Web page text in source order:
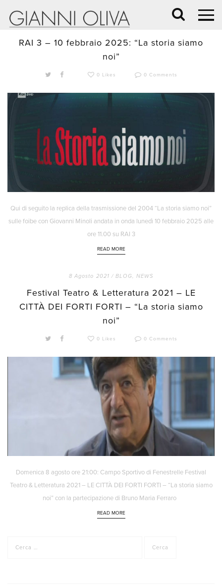
10 Febbraio 2025 /BLOG,In evidenza
RAI 3 – 10 febbraio 2025: “La storia siamo
noi”
0 Likes 0 Comments
Qui di seguito la replica della trasmissione del 2004 “La storia siamo noi”
sulle foibe con Giovanni Minoli andata in onda lunedì 10 febbraio 2025 alle
ore 11.00 su RAI 3
READ MORE
8 Agosto 2021 /BLOG, NEWS
Festival Teatro & Letteratura 2021 – LE
CITTÀ DEI FORTI FORTI – “La storia siamo
noi”
0 Likes 0 Comments
Domenica 8 agosto ore 21:00: Campo Sportivo di Fenestrelle Festival
Teatro & Letteratura 2021 – LE CITTÀ DEI FORTI FORTI – “La storia siamo
noi” con la partecipazione di Bruno Maria Ferraro
READ MORE
per: